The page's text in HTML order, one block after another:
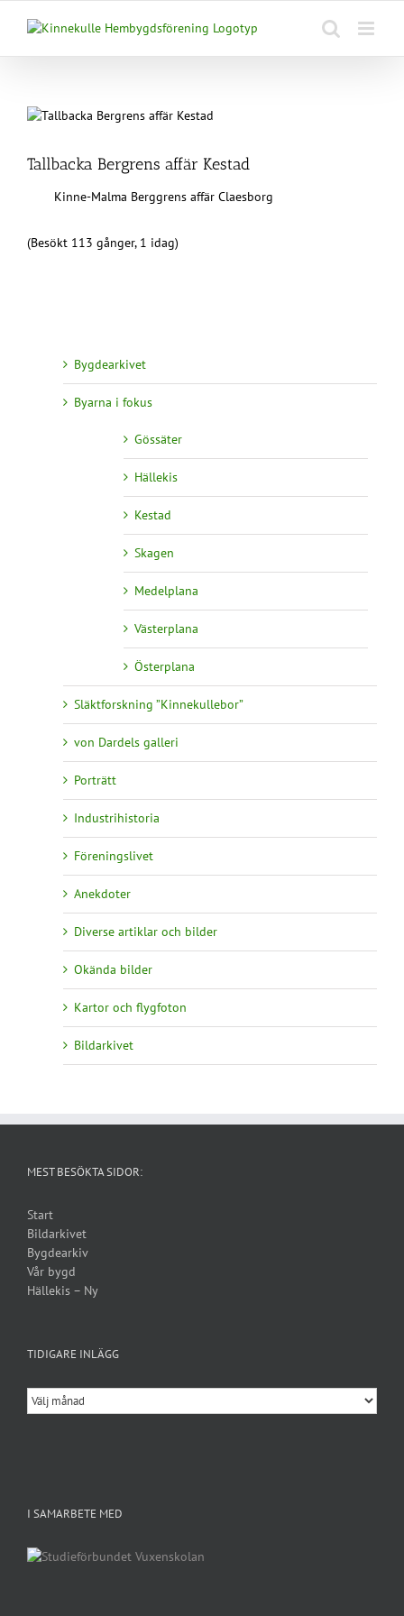
Tallbacka Bergrens affär Kestad
Kinne-Malma Berggrens affär Claesborg
(Besökt 113 gånger, 1 idag)
Bygdearkivet
Byarna i fokus
Gössäter
Hällekis
Kestad
Skagen
Medelplana
Västerplana
Österplana
Släktforskning ”Kinnekullebor”
von Dardels galleri
Porträtt
Industrihistoria
Föreningslivet
Anekdoter
Diverse artiklar och bilder
Okända bilder
Kartor och flygfoton
Bildarkivet
MEST BESÖKTA SIDOR:
Start
Bildarkivet
Bygdearkiv
Vår bygd
Hällekis – Ny
TIDIGARE INLÄGG
Tidigare
inlägg
I SAMARBETE MED